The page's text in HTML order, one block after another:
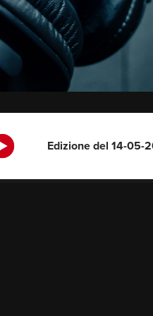
Edizione del 14-05-